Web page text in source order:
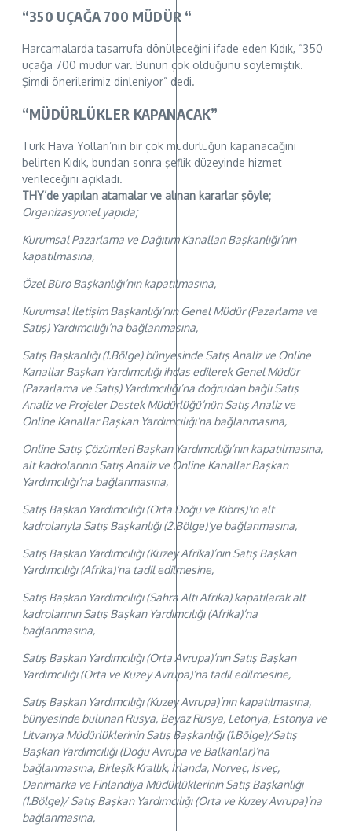
“350 UÇAĞA 700 MÜDÜR “
Harcamalarda tasarrufa dönüleceğini ifade eden Kıdık, “350
uçağa 700 müdür var. Bunun çok olduğunu söylemiştik.
Şimdi önerilerimiz dinleniyor” dedi.
“MÜDÜRLÜKLER KAPANACAK”
Türk Hava Yolları’nın bir çok müdürlüğün kapanacağını
belirten Kıdık, bundan sonra şeflik düzeyinde hizmet
verileceğini açıkladı.
THY’de yapılan atamalar ve alınan kararlar şöyle;
Organizasyonel yapıda;
Kurumsal Pazarlama ve Dağıtım Kanalları Başkanlığı’nın
kapatılmasına,
Özel Büro Başkanlığı’nın kapatılmasına,
Kurumsal İletişim Başkanlığı’nın Genel Müdür (Pazarlama ve
Satış) Yardımcılığı’na bağlanmasına,
Satış Başkanlığı (1.Bölge) bünyesinde Satış Analiz ve Online
Kanallar Başkan Yardımcılığı ihdas edilerek Genel Müdür
(Pazarlama ve Satış) Yardımcılığı’na doğrudan bağlı Satış
Analiz ve Projeler Destek Müdürlüğü’nün Satış Analiz ve
Online Kanallar Başkan Yardımcılığı’na bağlanmasına,
Online Satış Çözümleri Başkan Yardımcılığı’nın kapatılmasına,
alt kadrolarının Satış Analiz ve Online Kanallar Başkan
Yardımcılığı’na bağlanmasına,
Satış Başkan Yardımcılığı (Orta Doğu ve Kıbrıs)’ın alt
kadrolarıyla Satış Başkanlığı (2.Bölge)’ye bağlanmasına,
Satış Başkan Yardımcılığı (Kuzey Afrika)’nın Satış Başkan
Yardımcılığı (Afrika)’na tadil edilmesine,
Satış Başkan Yardımcılığı (Sahra Altı Afrika) kapatılarak alt
kadrolarının Satış Başkan Yardımcılığı (Afrika)’na
bağlanmasına,
Satış Başkan Yardımcılığı (Orta Avrupa)’nın Satış Başkan
Yardımcılığı (Orta ve Kuzey Avrupa)’na tadil edilmesine,
Satış Başkan Yardımcılığı (Kuzey Avrupa)’nın kapatılmasına,
bünyesinde bulunan Rusya, Beyaz Rusya, Letonya, Estonya ve
Litvanya Müdürlüklerinin Satış Başkanlığı (1.Bölge)/Satış
Başkan Yardımcılığı (Doğu Avrupa ve Balkanlar)’na
bağlanmasına, Birleşik Krallık, İrlanda, Norveç, İsveç,
Danimarka ve Finlandiya Müdürlüklerinin Satış Başkanlığı
(1.Bölge)/ Satış Başkan Yardımcılığı (Orta ve Kuzey Avrupa)’na
bağlanmasına,